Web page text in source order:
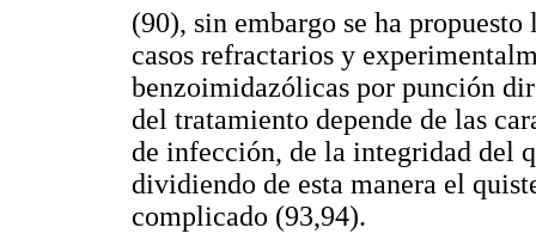
(90), sin embargo se ha
casos refractarios y
benzoimidazólicas por punción
del tratamiento depende de las
de infección, de la integridad del
dividiendo de esta manera el
complicado (93,94).